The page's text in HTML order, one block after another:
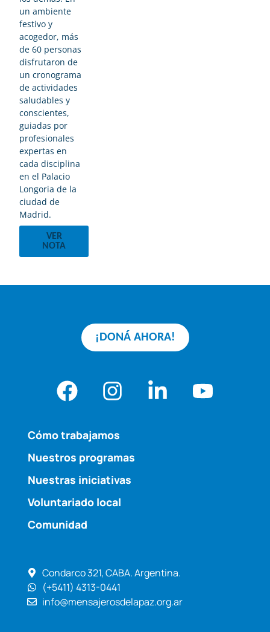
un ambiente
festivo y
acogedor, más
de 60 personas
disfrutaron de
un cronograma
de actividades
saludables y
conscientes,
guiadas por
profesionales
expertas en
cada disciplina
en el Palacio
Longoria de la
ciudad de
Madrid.
VER
NOTA
Cómo trabajamos
Nuestros programas
Nuestras iniciativas
Voluntariado local
Comunidad
Condarco 321, CABA. Argentina.
(+5411) 4313-0441
info@mensajerosdelapaz.org.ar
¡DONÁ AHORA!